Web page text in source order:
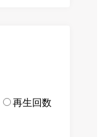
再生回数